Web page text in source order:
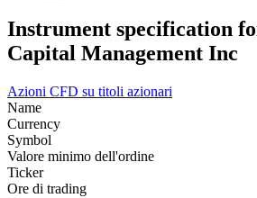
Instrument specification
Capital Management Inc
Azioni CFD su titoli azionari
Name
Currency
Symbol
Valore minimo dell'ordine
Ticker
Ore di trading